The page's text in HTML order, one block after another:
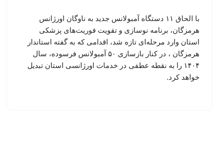
با الحاق ۱۱ دستگاه آمبولانس جدید به ناوگان اورژانس
هرمزگان، برنامه نوسازی و تقویت فوریت‌های پزشکی
استان وارد مرحله‌ای تازه شد، اقدامی که به گفته استاندار
هرمزگان ، در کنار بازسازی ۵۰ آمبولانس فرسوده، سال
۱۴۰۴ را به نقطه عطفی در خدمات اورژانسی استان تبدیل
خواهد کرد.